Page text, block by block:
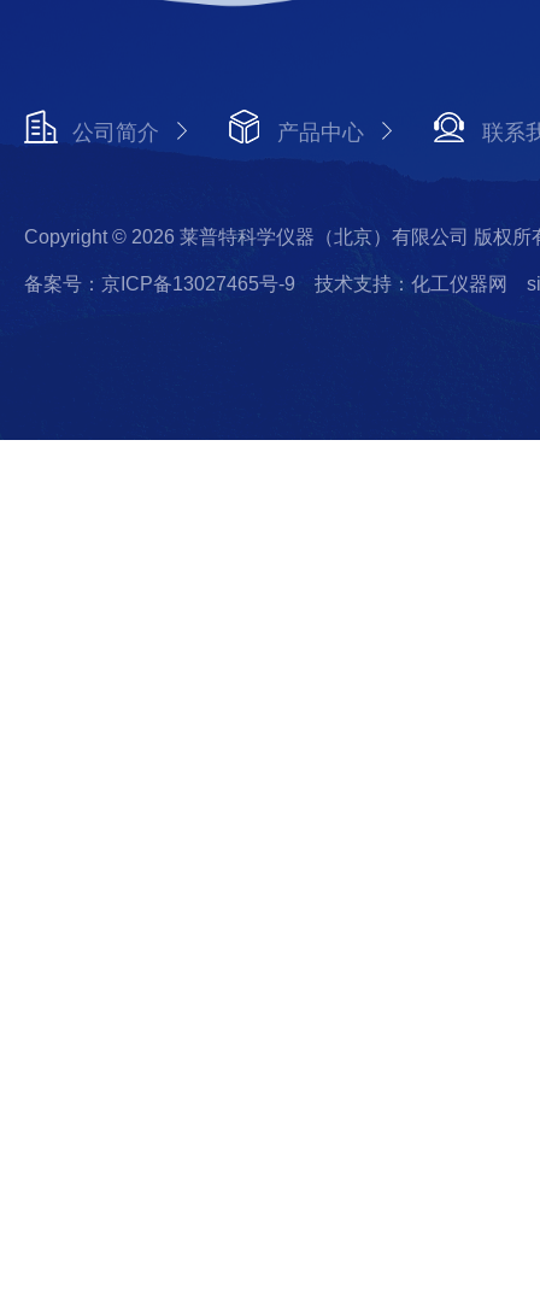
公司简介 产品中心 联系
Copyright © 2026 莱普特科学仪器（北京）有限公司 版权所
备案号：京ICP备13027465号-9 技术支持：化工仪器网